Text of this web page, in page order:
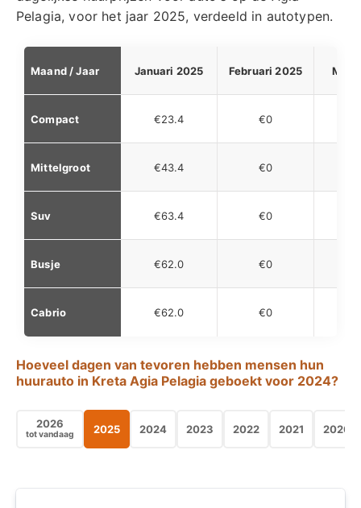
Pelagia, voor het jaar 2025, verdeeld in autotypen.
Maand / Jaar
Compact
Mittelgroot
Suv
Busje
Cabrio
Januari 2025
€23.4
€43.4
€63.4
€62.0
€62.0
Februari 2025
€0
€0
€0
€0
€0
Hoeveel dagen van tevoren hebben mensen hun
huurauto in Kreta Agia Pelagia geboekt voor 2024?
2026
tot vandaag 2025 2024 2023 2022 2021 2020